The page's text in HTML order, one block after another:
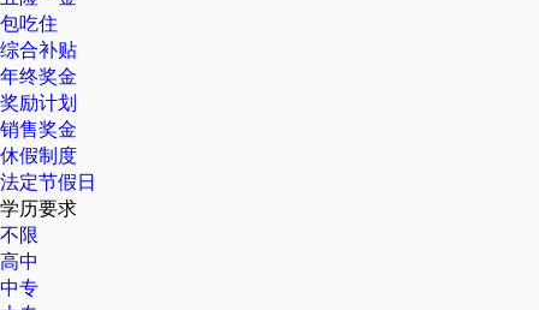
包吃住
综合补贴
年终奖金
奖励计划
销售奖金
休假制度
法定节假日
学历要求
不限
高中
中专